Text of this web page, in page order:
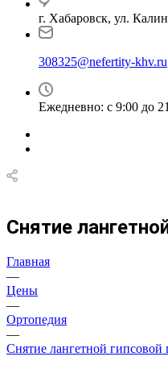
г. Хабаровск, ул.
308325@nefertity-khv.ru
Ежедневно: с 9:00 до
Снятие
Главная
—
Цены
—
Ортопедия
—
Снятие лангетной гипсовой